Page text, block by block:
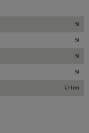
Sí
Sí
Sí
Sí
Li-Ion